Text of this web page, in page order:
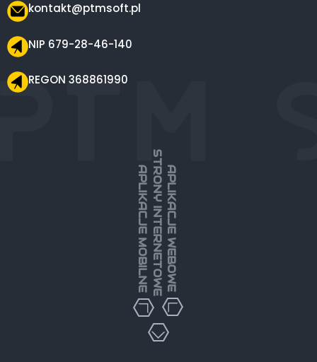
kontakt@ptmsoft.pl
NIP 679-28-46-140
REGON 368861990
APLIKACJE MOBILNESTRONY INTERNETOWEAPLIKACJE WEBOWE